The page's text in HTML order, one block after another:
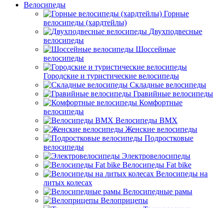
Велосипеды
Горные
велосипеды (хардтейлы)
Двухподвесные
велосипеды
Шоссейные
велосипеды
Городские и туристические велосипеды
Складные велосипеды
Гравийные велосипеды
Комфортные
велосипеды
Велосипеды BMX
Женские велосипеды
Подростковые
велосипеды
Электровелосипеды
Велосипеды Fat bike
Велосипеды на
литых колесах
Велосипедные рамы
Велоприцепы